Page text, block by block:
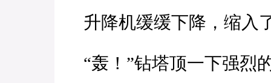
升降机缓缓下降，缩入
“轰！”钻塔顶一下强烈